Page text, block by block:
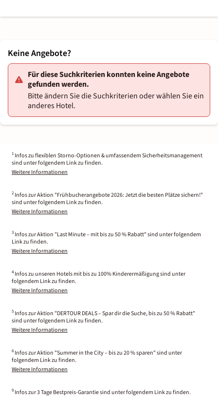
Keine Angebote?
Für diese Suchkriterien konnten keine Angebote
gefunden werden.
Bitte ändern Sie die Suchkriterien oder wählen Sie ein
anderes Hotel.
1 Infos zu flexiblen Storno-Optionen & umfassendem Sicherheitsmanagement
sind unter folgendem Link zu finden.
Weitere Informationen
2 Infos zur Aktion "Frühbucherangebote 2026: Jetzt die besten Plätze sichern!"
sind unter folgendem Link zu finden.
Weitere Informationen
3 Infos zur Aktion "Last Minute – mit bis zu 50 % Rabatt" sind unter folgendem
Link zu finden.
Weitere Informationen
4 Infos zu unseren Hotels mit bis zu 100% Kinderermäßigung sind unter
folgendem Link zu finden.
Weitere Informationen
5 Infos zur Aktion "DERTOUR DEALS – Spar dir die Suche, bis zu 50 % Rabatt"
sind unter folgendem Link zu finden.
Weitere Informationen
6 Infos zur Aktion "Summer in the City – bis zu 20 % sparen" sind unter
folgendem Link zu finden.
Weitere Informationen
9 Infos zur 3 Tage Bestpreis-Garantie sind unter folgendem Link zu finden.